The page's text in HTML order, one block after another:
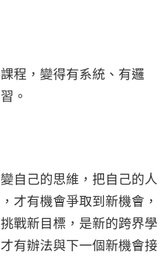
程，變得有系統、有邏
。
自己的思維，把自己的人
才有機會爭取到新機會，
戰新目標，是新的跨界學
有辦法與下一個新機會接